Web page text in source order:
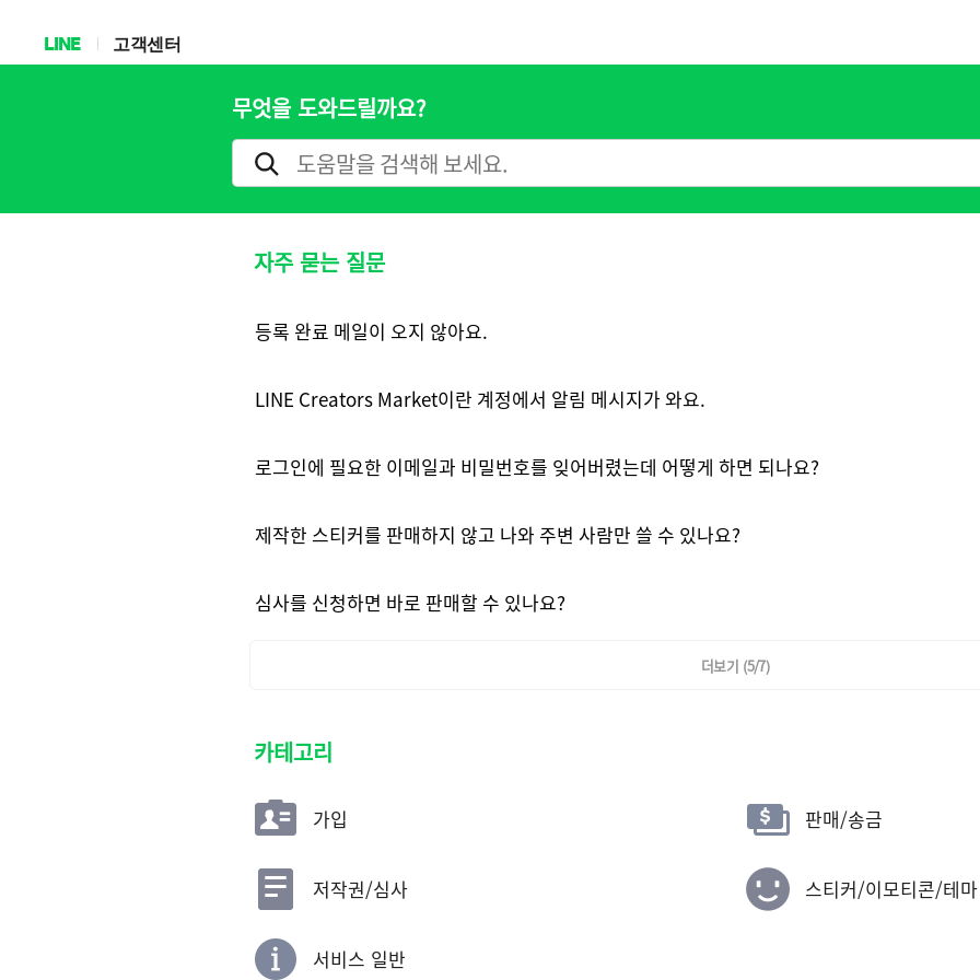
LINE 고객센터
무엇을 도와드릴까요?
자주 묻는 질문
등록 완료 메일이 오지 않아요.
LINE Creators Market이란 계정에서 알림 메시지가 와요.
로그인에 필요한 이메일과 비밀번호를 잊어버렸는데 어떻게 하면 되나요?
제작한 스티커를 판매하지 않고 나와 주변 사람만 쓸 수 있나요?
심사를 신청하면 바로 판매할 수 있나요?
더보기 (5/7)
카테고리
가입 판매/송금
저작권/심사 스티커/이모티콘/테마
서비스 일반